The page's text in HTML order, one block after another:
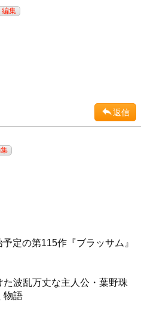
返信
定の第115作『ブラッサム』
波乱万丈な主人公・葉野珠
物語